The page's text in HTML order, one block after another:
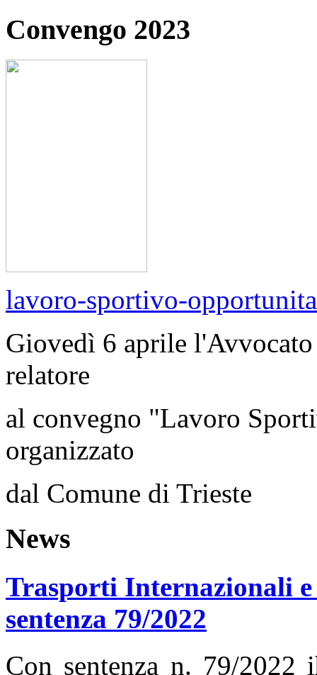
Convengo 2023
lavoro-sportivo-
Giovedì 6 aprile
relatore
al convegno "Lavoro
organizzato
dal Comune di Trieste
News
Trasporti Internazionali
sentenza 79/2022
Con sentenza n. 79/2022 i